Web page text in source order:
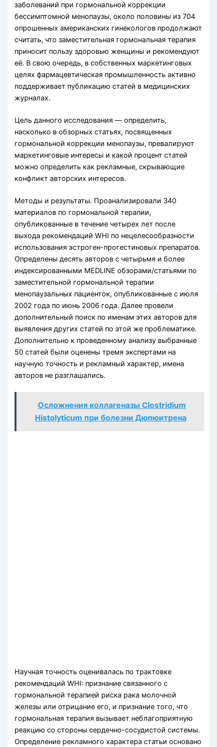
заболеваний при гормональной коррекции
бессимптомной менопаузы, около половины из 704
опрошенных американских гинекологов продолжают
считать, что заместительная гормональная терапия
приносит пользу здоровью женщины и рекомендуют
её. В свою очередь, в собственных маркетинговых
целях фармацевтическая промышленность активно
поддерживает публикацию статей в медицинских
журналах.
Цель данного исследования — определить,
насколько в обзорных статьях, посвященных
гормональной коррекции менопаузы, превалируют
маркетинговые интересы и какой процент статей
можно определить как рекламные, скрывающие
конфликт авторских интересов.
Методы и результаты. Проанализировали 340
материалов по гормональной терапии,
опубликованные в течение четырех лет после
выхода рекомендаций WHI по нецелесообразности
использования эстроген-прогестиновых препаратов.
Определены десять авторов с четырьмя и более
индексированными MEDLINE обзорами/статьями по
заместительной гормональной терапии
менопаузальных пациенток, опубликованные с июля
2002 года по июнь 2006 года. Далее провели
дополнительный поиск по именам этих авторов для
выявления других статей по этой же проблематике.
Дополнительно к проведенному анализу выбранные
50 статей были оценены тремя экспертами на
научную точность и рекламный характер, имена
авторов не разглашались.
Осложнения коллагеназы Clostridium
Histolyticum при болезни Дюпюитрена
Научная точность оценивалась по трактовке
рекомендаций WHI: признание связанного с
гормональной терапией риска рака молочной
железы или отрицание его, и признание того, что
гормональная терапия вызывает неблагоприятную
реакцию со стороны сердечно-сосудистой системы.
Определение рекламного характера статьи основано